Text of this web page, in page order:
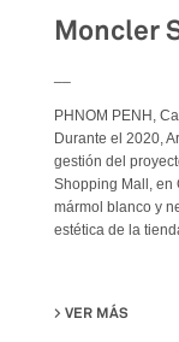
Moncler
PHNOM PENH,
Durante el 2020,
gestión del
Shopping Mall, en
mármol blanco y
estética de la
VER MÁS